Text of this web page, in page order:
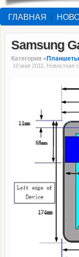
Gmail, принадлежащий
ГЛАВНАЯ
Samsung
Категория «
10 мая 2011, Новостная